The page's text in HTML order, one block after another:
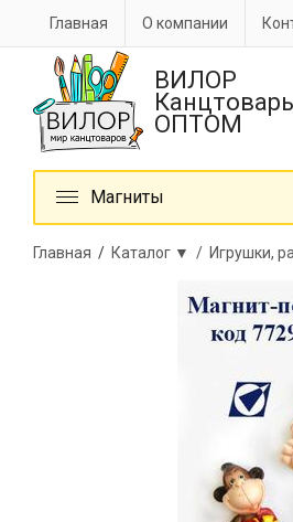
Главная О компании
ВИЛОР
ОПТОМ
Магниты
Главная / Каталог ▼ / Игрушки,